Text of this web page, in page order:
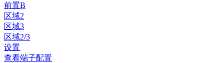
前置B
区域2
区域3
区域2/3
设置
查看端子配置